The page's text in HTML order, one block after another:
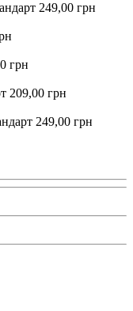
249,00 грн
грн
209,00 грн
249,00 грн